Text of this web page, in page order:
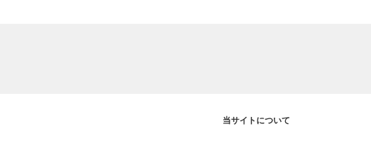
当サイトについて